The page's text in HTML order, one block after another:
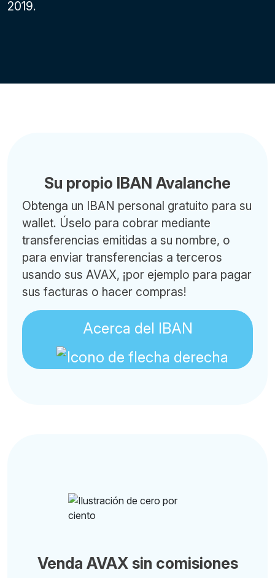
2019.
Su propio IBAN Avalanche
Obtenga un IBAN personal gratuito para su
wallet. Úselo para cobrar mediante
transferencias emitidas a su nombre, o
para enviar transferencias a terceros
usando sus AVAX, ¡por ejemplo para pagar
sus facturas o hacer compras!
Acerca del IBAN
Venda AVAX sin comisiones